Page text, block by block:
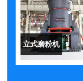
立式磨粉机